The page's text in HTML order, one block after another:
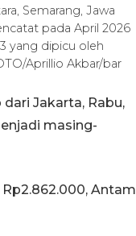
Semarang, Jawa
pada April 2026
yang dipicu oleh
Aprillio Akbar/bar
Jakarta, Rabu,
masing-
Antam